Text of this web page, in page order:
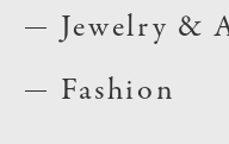
Jewelry &
Fashion